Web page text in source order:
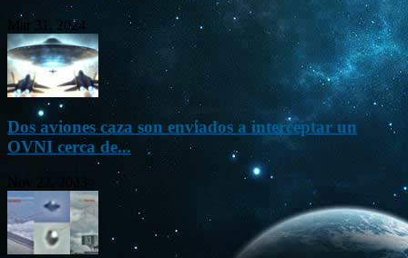
Mar 31, 2024
Dos aviones caza son enviados a interceptar un
OVNI cerca de...